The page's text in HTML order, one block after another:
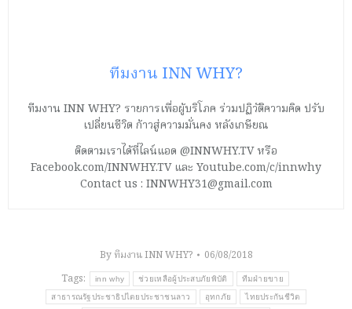
ทีมงาน INN WHY?
ทีมงาน INN WHY? รายการเพื่อผู้บริโภค ร่วมปฏิวัติความคิด ปรับ
เปลี่ยนชีวิต ก้าวสู่ความมั่นคง หลังเกษียณ
ติดตามเราได้ที่ไลน์แอด @INNWHY.TV หรือ
Facebook.com/INNWHY.TV และ Youtube.com/c/innwhy
Contact us : INNWHY31@gmail.com
Byทีมงาน INN WHY?
06/08/2018
Tags:
inn why ช่วยเหลือผู้ประสบภัยพิบัติ ทีมฝ่ายขาย
สาธารณรัฐประชาธิปไตยประชาชนลาว อุทกภัย ไทยประกันชีวิต